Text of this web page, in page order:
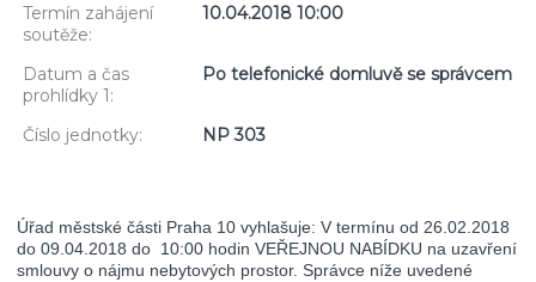
Termín zahájení
soutěže:
10.04.2018 10:00
Datum a čas
prohlídky 1:
Po telefonické domluvě se správcem
Číslo jednotky: NP 303
Úřad městské části Praha 10 vyhlašuje: V termínu od 26.02.2018
do 09.04.2018 do 10:00 hodin VEŘEJNOU NABÍDKU na uzavření
smlouvy o nájmu nebytových prostor. Správce níže uvedené